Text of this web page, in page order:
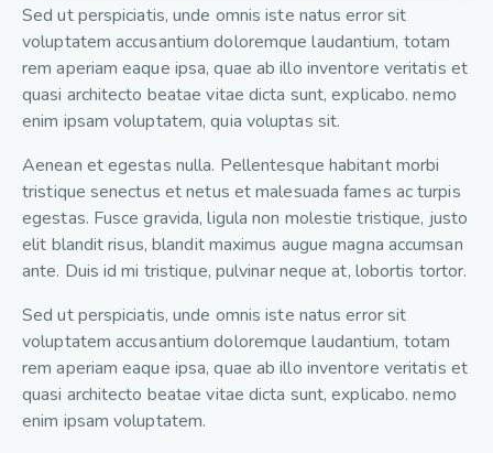
Sed ut perspiciatis, unde omnis iste natus error sit
voluptatem accusantium doloremque laudantium, totam
rem aperiam eaque ipsa, quae ab illo inventore veritatis et
quasi architecto beatae vitae dicta sunt, explicabo. nemo
enim ipsam voluptatem, quia voluptas sit.
Aenean et egestas nulla. Pellentesque habitant morbi
tristique senectus et netus et malesuada fames ac turpis
egestas. Fusce gravida, ligula non molestie tristique, justo
elit blandit risus, blandit maximus augue magna accumsan
ante. Duis id mi tristique, pulvinar neque at, lobortis tortor.
Sed ut perspiciatis, unde omnis iste natus error sit
voluptatem accusantium doloremque laudantium, totam
rem aperiam eaque ipsa, quae ab illo inventore veritatis et
quasi architecto beatae vitae dicta sunt, explicabo. nemo
enim ipsam voluptatem.